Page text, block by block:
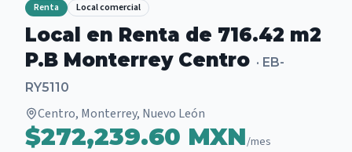
Renta Local comercial
Local en Renta de 716.42 m2
P.B Monterrey Centro · EB-
RY5110
Centro, Monterrey, Nuevo León
$272,239.60 MXN/mes